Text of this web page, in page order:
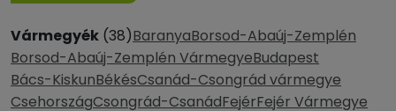
Vármegyék (38)BaranyaBorsod-Abaúj-Zemplén
Borsod-Abaúj-Zemplén VármegyeBudapest
Bács-KiskunBékésCsanád-Csongrád vármegye
CsehországCsongrád-CsanádFejérFejér Vármegye